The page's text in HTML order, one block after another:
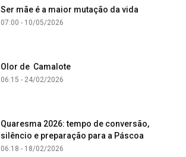
Ser mãe é a maior mutação da vida
07:00 - 10/05/2026
Olor de Camalote
06:15 - 24/02/2026
Quaresma 2026: tempo de conversão,
silêncio e preparação para a Páscoa
06:18 - 18/02/2026